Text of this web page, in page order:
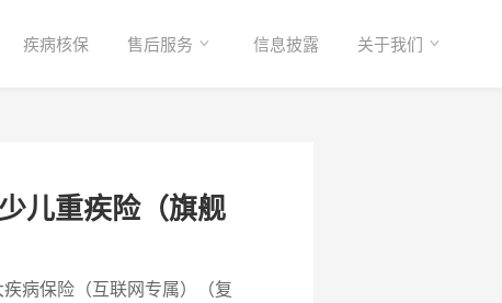
疾病核保 售后服务 信息披露 关于我们
儿重疾险（旗舰
病保险（互联网专属）（复